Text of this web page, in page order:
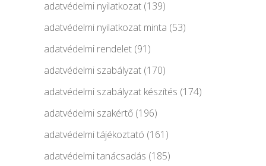
adatvédelmi nyilatkozat (139)
adatvédelmi nyilatkozat minta (53)
adatvédelmi rendelet (91)
adatvédelmi szabályzat (170)
adatvédelmi szabályzat készítés (174)
adatvédelmi szakértő (196)
adatvédelmi tájékoztató (161)
adatvédelmi tanácsadás (185)